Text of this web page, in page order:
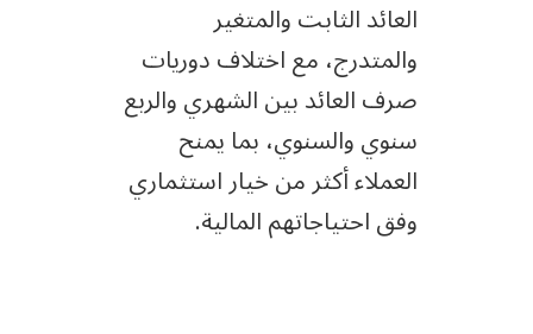
العائد الثابت والمتغير
والمتدرج، مع اختلاف دوريات
صرف العائد بين الشهري والربع
سنوي والسنوي، بما يمنح
العملاء أكثر من خيار استثماري
وفق احتياجاتهم المالية.